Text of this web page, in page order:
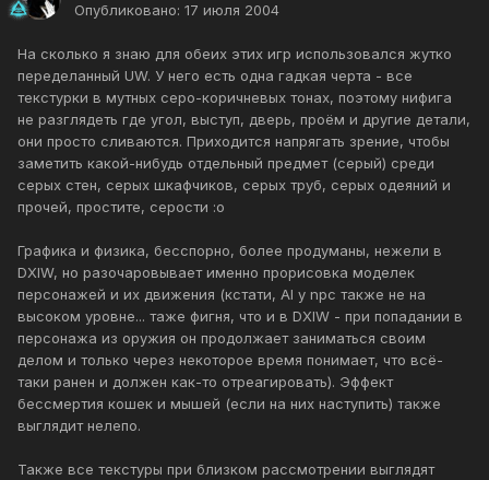
Опубликовано: 17 июля 2004
На сколько я знаю для обеих этих игр использовался жутко
переделанный UW. У него есть одна гадкая черта - все
текстурки в мутных серо-коричневых тонах, поэтому нифига
не разглядеть где угол, выступ, дверь, проём и другие детали,
они просто сливаются. Приходится напрягать зрение, чтобы
заметить какой-нибудь отдельный предмет (серый) среди
серых стен, серых шкафчиков, серых труб, серых одеяний и
прочей, простите, серости :o
Графика и физика, бесспорно, более продуманы, нежели в
DXIW, но разочаровывает именно прорисовка моделек
персонажей и их движения (кстати, AI у npc также не на
высоком уровне... таже фигня, что и в DXIW - при попадании в
персонажа из оружия он продолжает заниматься своим
делом и только через некоторое время понимает, что всё-
таки ранен и должен как-то отреагировать). Эффект
бессмертия кошек и мышей (если на них наступить) также
выглядит нелепо.
Также все текстуры при близком рассмотрении выглядят